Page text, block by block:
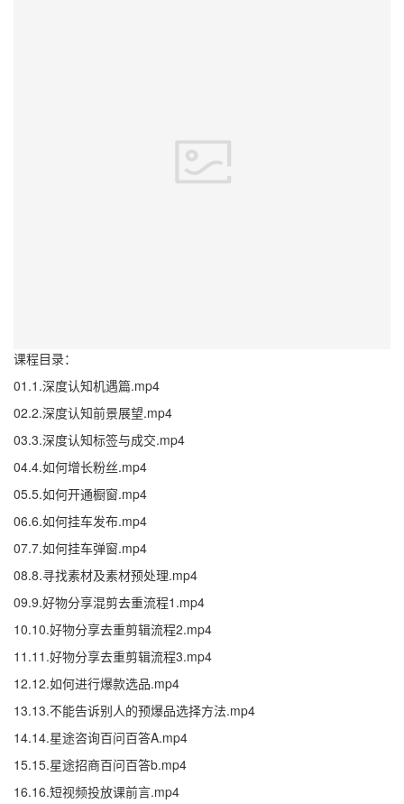
课程目录：
01.1.深度认知机遇篇.mp4
02.2.深度认知前景展望.mp4
03.3.深度认知标签与成交.mp4
04.4.如何增长粉丝.mp4
05.5.如何开通橱窗.mp4
06.6.如何挂车发布.mp4
07.7.如何挂车弹窗.mp4
08.8.寻找素材及素材预处理.mp4
09.9.好物分享混剪去重流程1.mp4
10.10.好物分享去重剪辑流程2.mp4
11.11.好物分享去重剪辑流程3.mp4
12.12.如何进行爆款选品.mp4
13.13.不能告诉别人的预爆品选择方法.mp4
14.14.星途咨询百问百答A.mp4
15.15.星途招商百问百答b.mp4
16.16.短视频投放课前言.mp4